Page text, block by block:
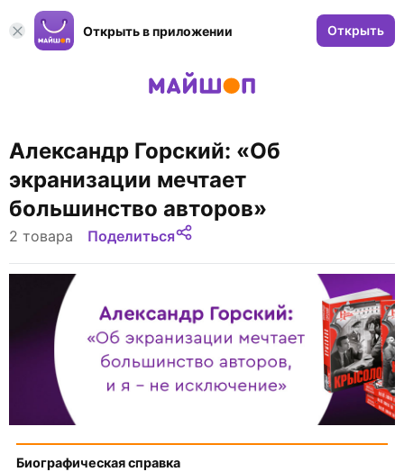
Открыть в приложении Открыть
Александр Горский: «Об
экранизации мечтает
большинство авторов»
2 товара Поделиться
Биографическая справка